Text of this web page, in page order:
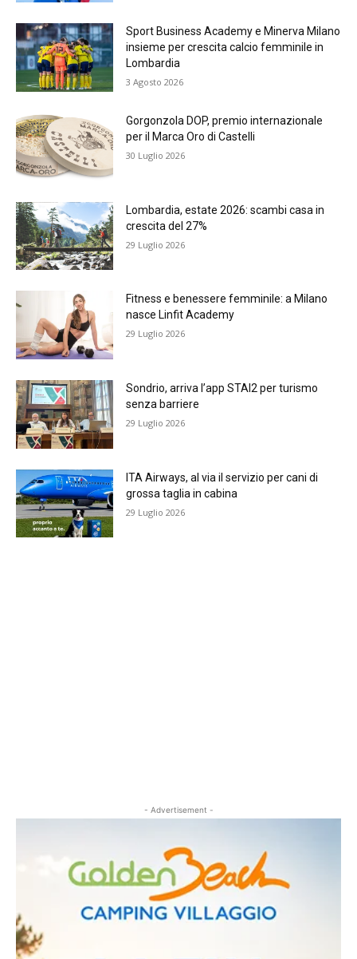
Sport Business Academy e Minerva Milano
insieme per crescita calcio femminile in
Lombardia
3 Agosto 2026
Gorgonzola DOP, premio internazionale
per il Marca Oro di Castelli
30 Luglio 2026
Lombardia, estate 2026: scambi casa in
crescita del 27%
29 Luglio 2026
Fitness e benessere femminile: a Milano
nasce Linfit Academy
29 Luglio 2026
Sondrio, arriva l’app STAI2 per turismo
senza barriere
29 Luglio 2026
ITA Airways, al via il servizio per cani di
grossa taglia in cabina
29 Luglio 2026
- Advertisement -